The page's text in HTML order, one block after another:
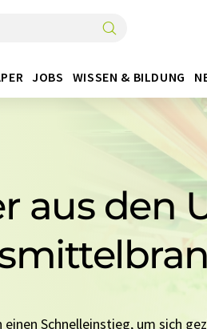
JOBS WISSEN & BILDUNG
aus den
Schnelleinstieg, um sich